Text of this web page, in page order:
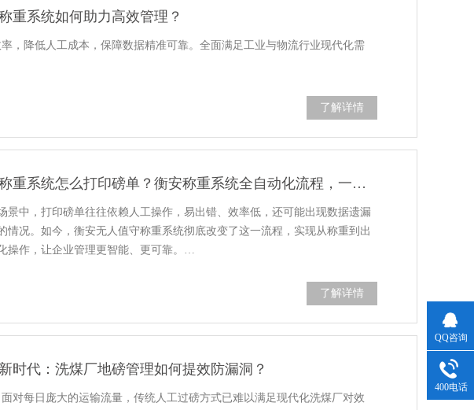
重系统如何助力高效管理？
，降低人工成本，保障数据精准可靠。全面满足工业与物流行业现代化需
了解详情
无人值守称重系统怎么打印磅单？衡安称重系统全自动化流程，一键操作高效无忧
景中，打印磅单往往依赖人工操作，易出错、效率低，还可能出现数据遗漏
情况。如今，衡安无人值守称重系统彻底改变了这一流程，实现从称重到出
操作，让企业管理更智能、更可靠。…
了解详情
时代：洗煤厂地磅管理如何提效防漏洞？
对每日庞大的运输流量，传统人工过磅方式已难以满足现代化洗煤厂对效
QQ咨询
400电话